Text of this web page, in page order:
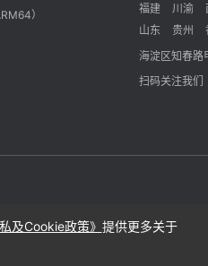
）
福建
川渝
山东
贵州
海淀区知春路
扫码关注我们
私及Cookie政策》 提供更多关于